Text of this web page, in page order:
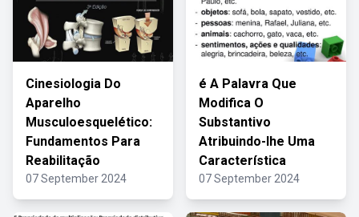
Cinesiologia Do
Aparelho
Musculoesquelético:
Fundamentos Para
Reabilitação
07 September 2024
é A Palavra Que
Modifica O
Substantivo
Atribuindo-lhe Uma
Característica
07 September 2024